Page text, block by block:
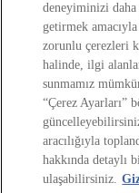
Lexus Dünyası
Site Politikası
Kişisel Verilerin
deneyiminizi
getirmek
zorunlu çerezleri
halinde, ilgi
sunmamız
“Çerez Ayarları”
aracılığıyla
hakkında detaylı
ulaşabilirsiniz.